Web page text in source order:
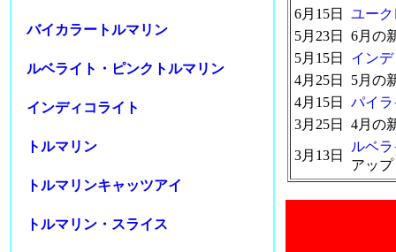
バイカラートルマリン
ルベライト・ピンクトルマリン
インディコライト
トルマリン
トルマリンキャッツアイ
トルマリン・スライス
6月15日
ユーク
5月23日
6月の
5月15日
イン
4月25日
5月の
4月15日
パイラ
3月25日
4月の
3月13日
ルベラ
アッ